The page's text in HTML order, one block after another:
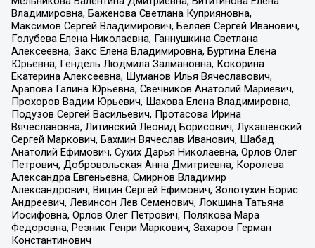
Владимировна, Баженова Светлана Куприяновна,
Максимов Сергей Владимирович, Беляев Сергей Иванович,
Голубева Елена Николаевна, Ганнушкина Светлана
Алексеевна, Закс Елена Владимировна, Буртина Елена
Юрьевна, Гендель Людмила Залмановна, Кокорина
Екатерина Алексеевна, Шуманов Илья Вячеславович,
Арапова Галина Юрьевна, Свечников Анатолий Мариевич,
Прохоров Вадим Юрьевич, Шахова Елена Владимировна,
Подузов Сергей Васильевич, Протасова Ирина
Вячеславовна, Литинский Леонид Борисович, Лукашевский
Сергей Маркович, Бахмин Вячеслав Иванович, Шабад
Анатолий Ефимович, Сухих Дарья Николаевна, Орлов Олег
Петрович, Добровольская Анна Дмитриевна, Королева
Александра Евгеньевна, Смирнов Владимир
Александрович, Вицин Сергей Ефимович, Золотухин Борис
Андреевич, Левинсон Лев Семенович, Локшина Татьяна
Иосифовна, Орлов Олег Петрович, Полякова Мара
Федоровна, Резник Генри Маркович, Захаров Герман
Константинович